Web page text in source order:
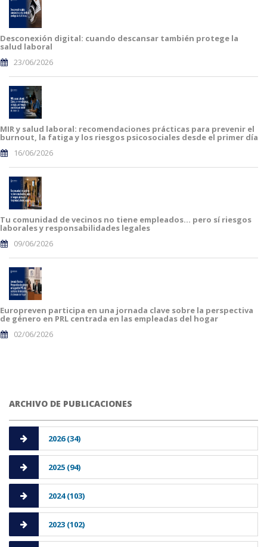
Desconexión digital: cuando descansar también protege la
salud laboral
23/06/2026
MIR y salud laboral: recomendaciones prácticas para prevenir el
burnout, la fatiga y los riesgos psicosociales desde el primer día
16/06/2026
Tu comunidad de vecinos no tiene empleados… pero sí riesgos
laborales y responsabilidades legales
09/06/2026
Europreven participa en una jornada clave sobre la perspectiva
de género en PRL centrada en las empleadas del hogar
02/06/2026
ARCHIVO DE PUBLICACIONES
2026 (34)
2025 (94)
2024 (103)
2023 (102)